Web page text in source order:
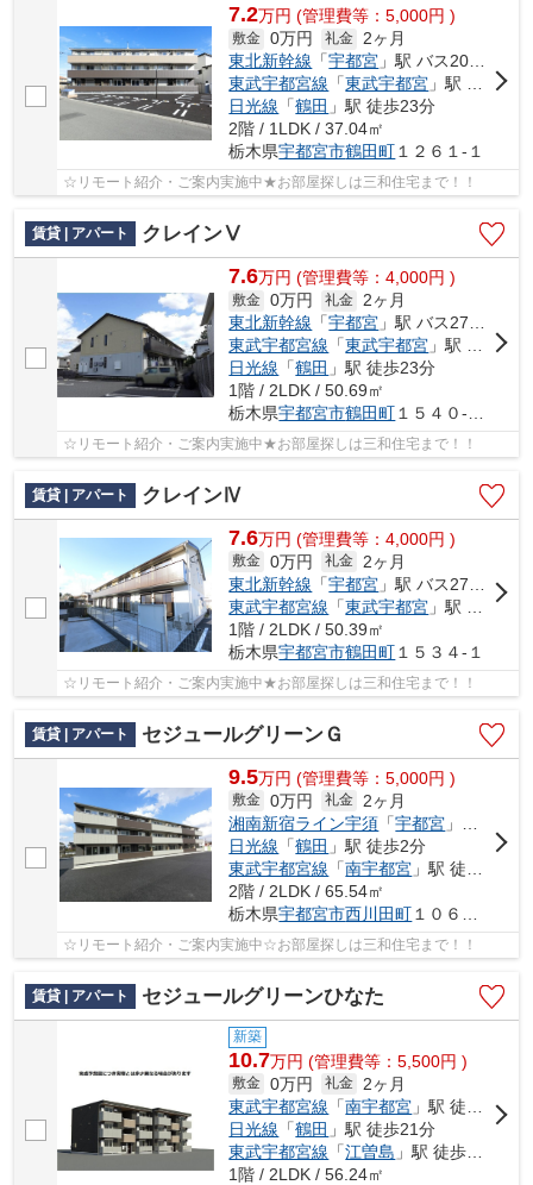
7.2万円 (管理費等：5,000円 )
敷金 0万円 礼金 2ヶ月
東北新幹線 「宇都宮 」駅 バス20分 「十九夜前」 停歩5分
東武宇都宮線 「東武宇都宮 」駅 バス10分 「十九夜前」 停歩5分
日光線 「鶴田 」駅 徒歩23分
2階 / 1LDK / 37.04㎡
栃木県宇都宮市鶴田町１２６１-１
☆リモート紹介・ご案内実施中★お部屋探しは三和住宅まで！！
賃貸 | アパート クレインⅤ
7.6万円 (管理費等：4,000円 )
敷金 0万円 礼金
2ヶ月
東北新幹線 「宇都宮 」駅 バス27分 「姿川第二小学校前」 停歩7分
東武宇都宮線 「東武宇都宮 」駅 バス16分 「姿川第二小学校前」 停歩7分
日光線 「鶴田 」駅 徒歩23分
1階 / 2LDK / 50.69㎡
栃木県宇都宮市鶴田町 １５４０-１０
☆リモート紹介・ご案内実施中★お部屋探しは三和住宅まで！！
賃貸 | アパート クレインⅣ
7.6万円 (管理費等：4,000円 )
敷金 0万円 礼金
2ヶ月
東北新幹線 「宇都宮 」駅 バス27分 「姿川第二小学校前」 停歩7分
東武宇都宮線 「東武宇都宮 」駅 バス16分 「姿川第二小学校前」 停歩7分
1階 / 2LDK / 50.39㎡
栃木県宇都宮市鶴田町 １５３４-１
☆リモート紹介・ご案内実施中★お部屋探しは三和住宅まで！！
賃貸 | アパート セジュールグリーンＧ
9.5万円 (管理費等：5,000円 )
敷金 0万円 礼金
2ヶ月
湘南新宿ライン宇須 「宇都宮 」駅 バス25分 「鶴田駅」 停歩3分
日光線 「鶴田 」駅 徒歩2分
東武宇都宮線 「南宇都宮 」駅 徒歩23分
2階 / 2LDK / 65.54㎡
栃木県宇都宮市西川田町 １０６５-８
☆リモート紹介・ご案内実施中☆お部屋探しは三和住宅まで！！
賃貸 | アパート セジュールグリーンひなた
新築
10.7万円 (管理費等：5,500円 )
敷金 0万円 礼金
2ヶ月
東武宇都宮線 「南宇都宮 」駅 徒歩8分
日光線 「鶴田 」駅 徒歩21分
東武宇都宮線 「江曽島 」駅 徒歩37分
1階 / 2LDK / 56.24㎡